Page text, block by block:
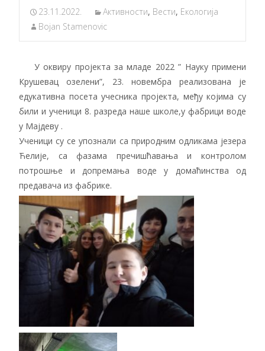
23.11.2022. Активности, Вести, Екологија
Bojan Stamenovic
У оквиру пројекта за младе 2022 ” Науку примени
Крушевац озелени”, 23. новембра реализована је
едукативна посета учесника пројекта, међу којима су
били и ученици 8. разреда наше школе,у фабрици воде
у Мајдеву .
Ученици су се упознали са природним одликама језера
Ћелије, са фазама пречишћавања и контролом
потрошње и допремања воде у домаћинства од
предавача из фабрике.